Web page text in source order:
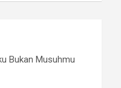
Bukan Musuhmu